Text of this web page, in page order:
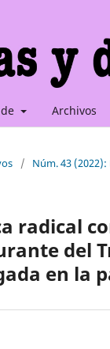
Archivos
/ Núm. 43
radical
del
en la